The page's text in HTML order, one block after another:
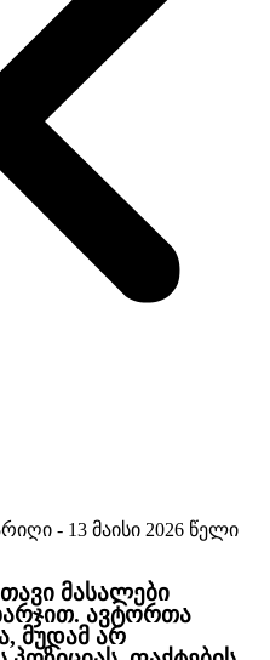
- 13 მაისი 2026 წელი
მასალები
ავტორთა
მუდამ არ